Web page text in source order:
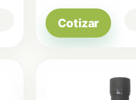
Cotizar